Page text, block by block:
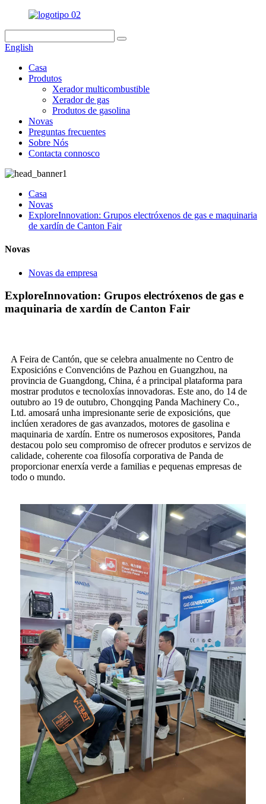
English
Casa
Produtos
Xerador multicombustible
Xerador de gas
Produtos de gasolina
Novas
Preguntas frecuentes
Sobre Nós
Contacta connosco
Casa
Novas
ExploreInnovation: Grupos electróxenos de gas e maquinaria
de xardín de Canton Fair
Novas
Novas da empresa
ExploreInnovation: Grupos electróxenos de gas e
maquinaria de xardín de Canton Fair
A Feira de Cantón, que se celebra anualmente no Centro de
Exposicións e Convencións de Pazhou en Guangzhou, na
provincia de Guangdong, China, é a principal plataforma para
mostrar produtos e tecnoloxías innovadoras. Este ano, do 14 de
outubro ao 19 de outubro, Chongqing Panda Machinery Co.,
Ltd. amosará unha impresionante serie de exposicións, que
inclúen xeradores de gas avanzados, motores de gasolina e
maquinaria de xardín. Entre os numerosos expositores, Panda
destacou polo seu compromiso de ofrecer produtos e servizos de
calidade, coherente coa filosofía corporativa de Panda de
proporcionar enerxía verde a familias e pequenas empresas de
todo o mundo.